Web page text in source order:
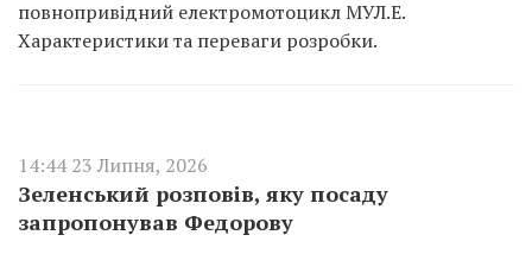
повнопривідний електромотоцикл МУЛ.Е.
Характеристики та переваги розробки.
14:44 23 Липня, 2026
Зеленський розповів, яку посаду
запропонував Федорову